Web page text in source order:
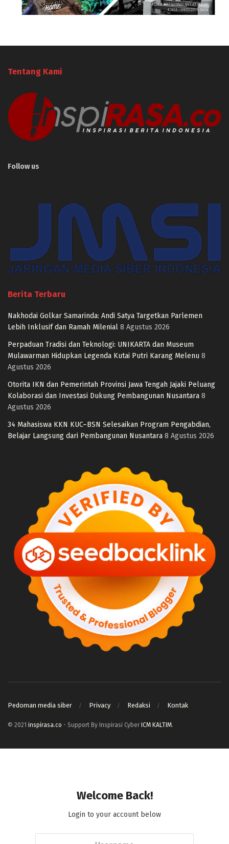
Tentang Kami
Follow us
Berita Terbaru
Nakhodai Golkar Samarinda: Andi Satya Targetkan Parlemen
Lebih Inklusif dan Ramah Milenial 8 Agustus 2026
Perpaduan Tradisi dan Teknologi: UNIKARTA dan Museum
Mulawarman Hidupkan Legenda Kutai Putri Karang Melenu 8
Agustus 2026
Otorita IKN dan Pemerintah Provinsi Jawa Tengah Jajaki Peluang
Kolaborasi dan Investasi Dukung Pembangunan Nusantara 8
Agustus 2026
34 Mahasiswa KKN KUC–BSN Selesaikan Program Pengabdian,
Belajar Langsung dari Pembangunan Nusantara 8 Agustus 2026
Pedoman media siber Privacy Redaksi Kontak
© 2021 inspirasa.co - Support By Inspirasi Cyber ICM KALTIM.
Welcome Back!
Login to your account below